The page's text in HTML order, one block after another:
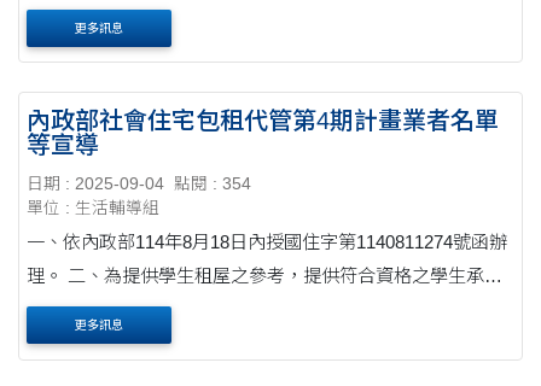
更多訊息
內政部社會住宅包租代管第4期計畫業者名單
等宣導
日期 : 2025-09-04 點閱 : 354
單位 : 生活輔導組
一、依內政部114年8月18日內授國住字第1140811274號函辦
理。 二、為提供學生租屋之參考，提供符合資格之學生承租
並協助租金補貼申請相關事宜，滿足學生租屋需求，減輕租
屋負擔，請各校協助轉知學生，以多元方式（例如：....
更多訊息